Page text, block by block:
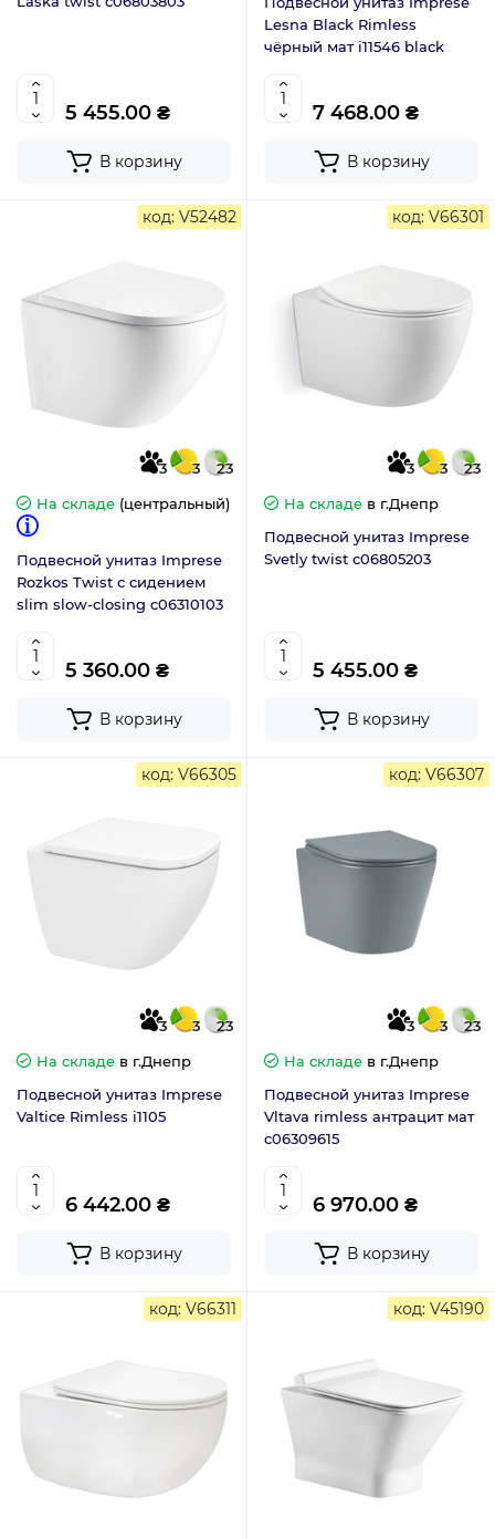
5 455.00 ₴
В корзину
Lesna Black Rimless
чёрный мат i11546 black
7 468.00 ₴
В корзину
код: V52482
3 3
23
На складе (центральный)
Подвесной унитаз Imprese
Rozkos Twist с сидением
slim slow-closing c06310103
5 360.00 ₴
В корзину
код: V66301
3 3
23
На складе в г.Днепр
Подвесной унитаз Imprese
Svetly twist c06805203
5 455.00 ₴
В корзину
код: V66305
3 3
23
На складе в г.Днепр
Подвесной унитаз Imprese
Valtice Rimless i1105
6 442.00 ₴
В корзину
код: V66307
3 3
23
На складе в г.Днепр
Подвесной унитаз Imprese
Vltava rimless антрацит мат
c06309615
6 970.00 ₴
В корзину
код: V66311 код: V45190